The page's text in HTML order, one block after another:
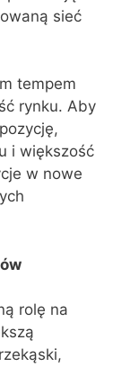
sieć
tempem
rynku. Aby
i większość
w nowe
rolę na